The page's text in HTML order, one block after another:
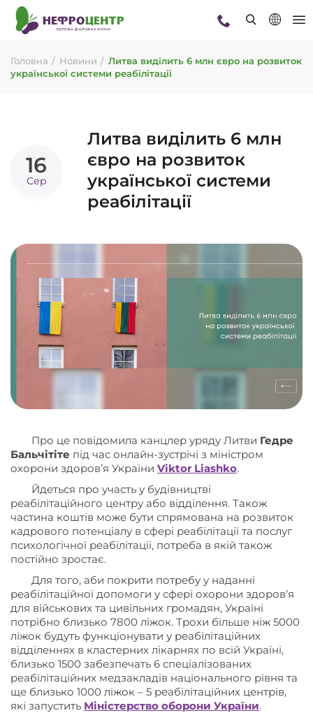
Головна Новини
Литва виділить 6 млн євро на розвиток
української системи реабілітації
16
Сер
Литва виділить 6 млн
євро на розвиток
української системи
реабілітації
Про це повідомила канцлер уряду Литви Гедре
Бальчітіте під час онлайн-зустрічі з міністром
охорони здоровʼя України Viktor Liashko.
Йдеться про участь у будівництві
реабілітаційного центру або відділення. Також
частина коштів може бути спрямована на розвиток
кадрового потенціалу в сфері реабілітації та послуг
психологічної реабілітації, потреба в якій також
постійно зростає.
Для того, аби покрити потребу у наданні
реабілітаційної допомоги у сфері охорони здоров’я
для військових та цивільних громадян, Україні
потрібно близько 7800 ліжок. Трохи більше ніж 5000
ліжок будуть функціонувати у реабілітаційних
відділеннях в кластерних лікарнях по всій Україні,
близько 1500 забезпечать 6 спеціалізованих
реабілітаційних медзакладів національного рівня та
ще близько 1000 ліжок – 5 реабілітаційних центрів,
які запустить Міністерство оборони України.